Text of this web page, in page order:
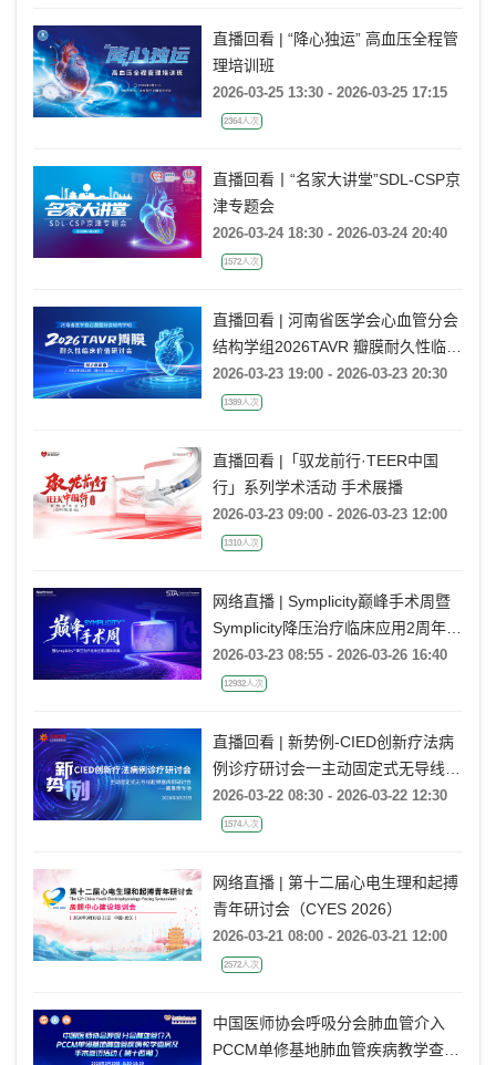
直播回看 | “降心独运” 高血压全程管
理培训班
2026-03-25 13:30 - 2026-03-25 17:15
2364人次
直播回看丨“名家大讲堂”SDL-CSP京
津专题会
2026-03-24 18:30 - 2026-03-24 20:40
1572人次
直播回看 | 河南省医学会心血管分会
结构学组2026TAVR 瓣膜耐久性临床
价值研讨会
2026-03-23 19:00 - 2026-03-23 20:30
1389人次
直播回看 |「驭龙前行·TEER中国
行」系列学术活动 手术展播
2026-03-23 09:00 - 2026-03-23 12:00
1310人次
网络直播 | Symplicity巅峰手术周暨
Symplicity降压治疗临床应用2周年庆
典
2026-03-23 08:55 - 2026-03-26 16:40
12932人次
直播回看 | 新势例-CIED创新疗法病
例诊疗研讨会一主动固定式无导线起
搏器病例研讨会一冀鲁豫专场
2026-03-22 08:30 - 2026-03-22 12:30
1574人次
网络直播 | 第十二届心电生理和起搏
青年研讨会（CYES 2026）
2026-03-21 08:00 - 2026-03-21 12:00
2572人次
中国医师协会呼吸分会肺血管介入
PCCM单修基地肺血管疾病教学查房